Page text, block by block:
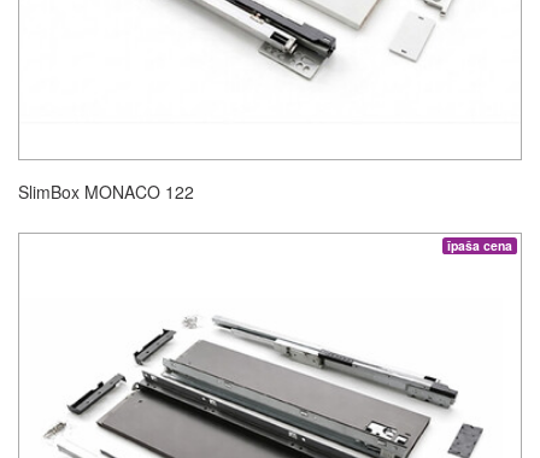
SlimBox MONACO 122
īpaša cena